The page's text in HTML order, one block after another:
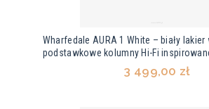
Wharfedale AURA 1 White – biały lakier
podstawkowe kolumny Hi-Fi
3 499,00 zł